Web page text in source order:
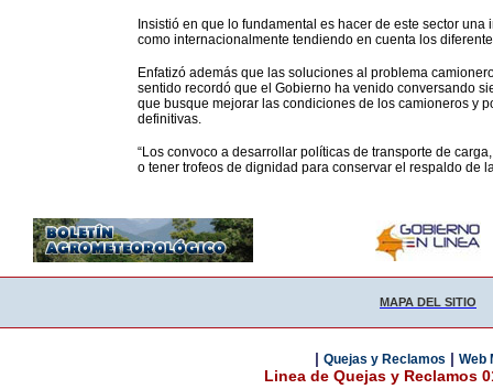
Insistió en que lo fundamental es hacer de este sector
como internacionalmente tendiendo en cuenta los
Enfatizó además que las soluciones al problema
sentido recordó que el Gobierno ha venido conversando
que busque mejorar las condiciones de los camioneros y
definitivas.
“Los convoco a desarrollar políticas de transporte de
o tener trofeos de dignidad para conservar el respaldo de
MAPA DEL SITIO
| Quejas y Reclamos | Web
Linea de Quejas y Reclamos